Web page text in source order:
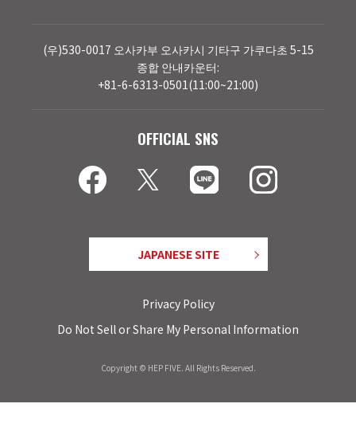
(우)530-0017 오사카부 오사카시 기타구 가쿠다초 5-15
종합 안내카운터:
+81-6-6313-0501(11:00~21:00)
OFFICIAL SNS
JAPANESE SITE
Privacy Policy
Do Not Sell or Share My Personal Information
Copyright © HEP FIVE. All Rights Reserved.